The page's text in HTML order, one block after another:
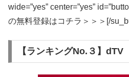
wide=”yes” center=”yes”
の無料登録はコチラ＞＞＞[/
【ランキングNo.３】dTV